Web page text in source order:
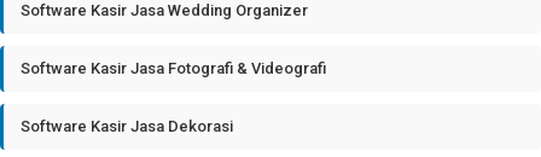
Software Kasir Jasa Wedding Organizer
Software Kasir Jasa Fotografi & Videografi
Software Kasir Jasa Dekorasi